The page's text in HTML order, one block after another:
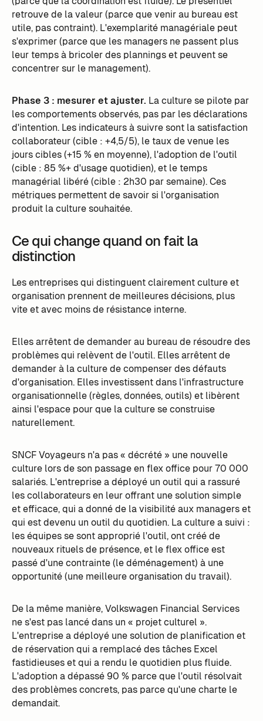
retrouve de la valeur (parce que venir au bureau est
utile, pas contraint). L'exemplarité managériale peut
s'exprimer (parce que les managers ne passent plus
leur temps à bricoler des plannings et peuvent se
concentrer sur le management).
Phase 3 : mesurer et ajuster. La culture se pilote par
les comportements observés, pas par les déclarations
d'intention. Les indicateurs à suivre sont la satisfaction
collaborateur (cible : +4,5/5), le taux de venue les
jours cibles (+15 % en moyenne), l'adoption de l'outil
(cible : 85 %+ d'usage quotidien), et le temps
managérial libéré (cible : 2h30 par semaine). Ces
métriques permettent de savoir si l'organisation
produit la culture souhaitée.
Ce qui change quand on fait la
distinction
Les entreprises qui distinguent clairement culture et
organisation prennent de meilleures décisions, plus
vite et avec moins de résistance interne.
Elles arrêtent de demander au bureau de résoudre des
problèmes qui relèvent de l'outil. Elles arrêtent de
demander à la culture de compenser des défauts
d'organisation. Elles investissent dans l'infrastructure
organisationnelle (règles, données, outils) et libèrent
ainsi l'espace pour que la culture se construise
naturellement.
SNCF Voyageurs n'a pas « décrété » une nouvelle
culture lors de son passage en flex office pour 70 000
salariés. L'entreprise a déployé un outil qui a rassuré
les collaborateurs en leur offrant une solution simple
et efficace, qui a donné de la visibilité aux managers et
qui est devenu un outil du quotidien. La culture a suivi :
les équipes se sont approprié l'outil, ont créé de
nouveaux rituels de présence, et le flex office est
passé d'une contrainte (le déménagement) à une
opportunité (une meilleure organisation du travail).
De la même manière, Volkswagen Financial Services
ne s'est pas lancé dans un « projet culturel ».
L'entreprise a déployé une solution de planification et
de réservation qui a remplacé des tâches Excel
fastidieuses et qui a rendu le quotidien plus fluide.
L'adoption a dépassé 90 % parce que l'outil résolvait
des problèmes concrets, pas parce qu'une charte le
demandait.